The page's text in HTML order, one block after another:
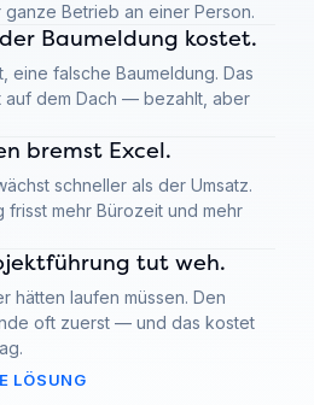
Betrieb an einer Person.
Baumeldung kostet.
eine falsche Baumeldung. Das
auf dem Dach — bezahlt, aber
bremst Excel.
schneller als der Umsatz.
mehr Bürozeit und mehr
tut weh.
hätten laufen müssen. Den
oft zuerst — und das kostet
LÖSUNG